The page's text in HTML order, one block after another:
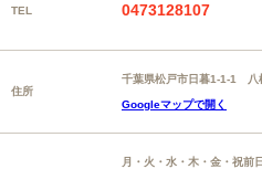
TEL 0473128107
住所
千葉県松戸市日暮1-1-1 八
Googleマップで開く
月・火・水・木・金・祝前日